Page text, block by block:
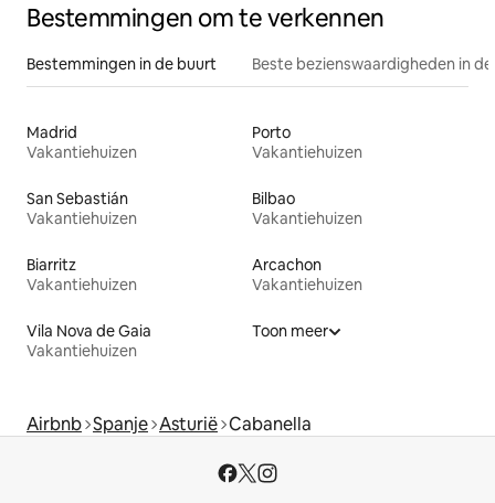
Bestemmingen om te verkennen
Bestemmingen in de buurt Beste bezienswaardigheden in
Madrid
Vakantiehuizen
Porto
Vakantiehuizen
San Sebastián
Vakantiehuizen
Bilbao
Vakantiehuizen
Biarritz
Vakantiehuizen
Arcachon
Vakantiehuizen
Vila Nova de Gaia
Vakantiehuizen
Toon meer
Airbnb Spanje Asturië Cabanella